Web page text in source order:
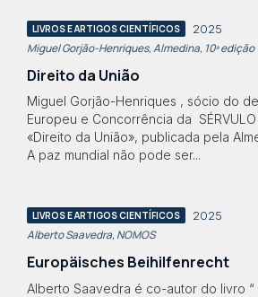
LIVROS E ARTIGOS CIENTÍFICOS 2025
Miguel Gorjão-Henriques, Almedina, 10ª edição
Direito da União
Miguel Gorjão-Henriques , sócio do
Europeu e Concorrência da
«Direito da União», publicada pela
A paz mundial não pode ser...
LIVROS E ARTIGOS CIENTÍFICOS 2025
Alberto Saavedra, NOMOS
Europäisches Beihilfenrecht
Alberto Saavedra é co-autor do livro “